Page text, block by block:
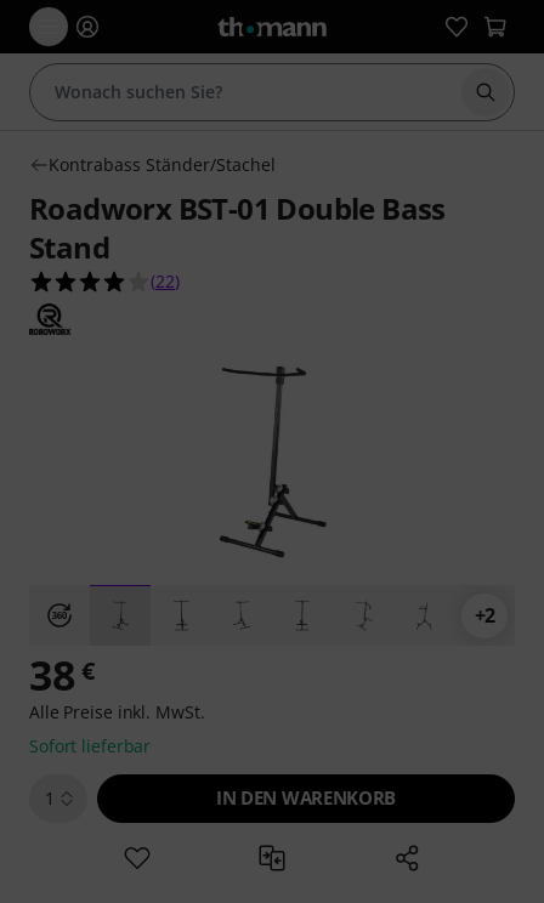
Suche
Kontrabass Ständer/Stachel
Roadworx BST-01 Double Bass
Stand
4.0 von 5 Sternen aus 22 Kundenbewertungen
(22)
+2
38 €
Alle Preise inkl. MwSt.
Sofort lieferbar
1 IN DEN WARENKORB